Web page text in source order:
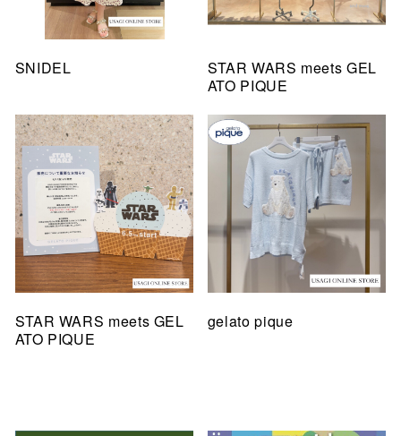
SNIDEL
STAR WARS meets GEL
ATO PIQUE
STAR WARS meets GEL
ATO PIQUE
gelato pique